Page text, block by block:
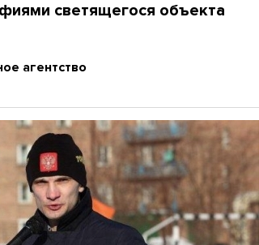
светящегося объекта
агентство